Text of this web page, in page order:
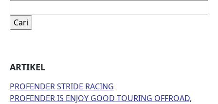
untuk:
ARTIKEL
PROFENDER STRIDE RACING
PROFENDER IS ENJOY GOOD TOURING OFFROAD,